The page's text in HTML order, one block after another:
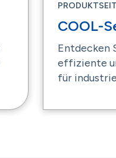
COOL-
Entdecken
effiziente
für